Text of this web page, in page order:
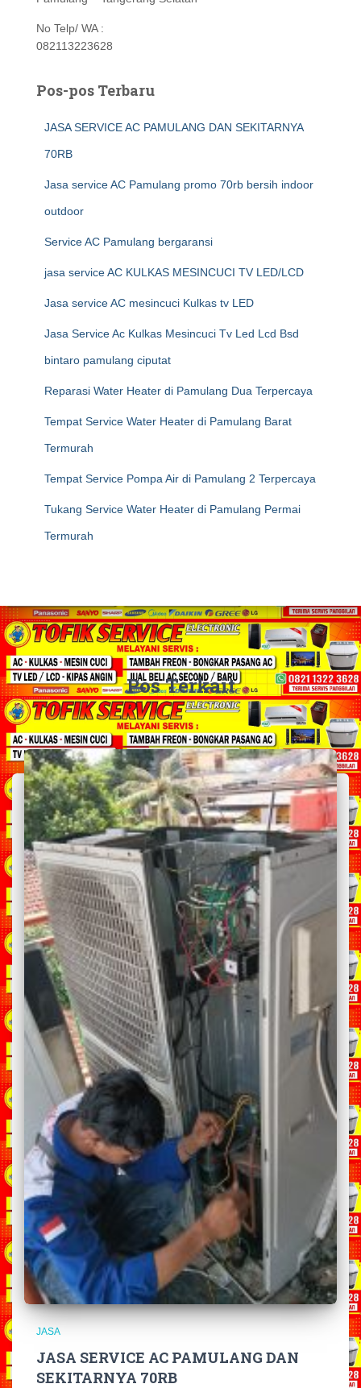
No Telp/ WA :
082113223628
Pos-pos Terbaru
JASA SERVICE AC PAMULANG DAN SEKITARNYA
70RB
Jasa service AC Pamulang promo 70rb bersih indoor
outdoor
Service AC Pamulang bergaransi
jasa service AC KULKAS MESINCUCI TV LED/LCD
Jasa service AC mesincuci Kulkas tv LED
Jasa Service Ac Kulkas Mesincuci Tv Led Lcd Bsd
bintaro pamulang ciputat
Reparasi Water Heater di Pamulang Dua Terpercaya
Tempat Service Water Heater di Pamulang Barat
Termurah
Tempat Service Pompa Air di Pamulang 2 Terpercaya
Tukang Service Water Heater di Pamulang Permai
Termurah
Pos Terkait
JASA
JASA SERVICE AC PAMULANG DAN
SEKITARNYA 70RB